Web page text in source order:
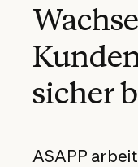
sicher
ASAPP